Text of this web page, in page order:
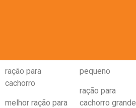
ração para
cachorro
melhor ração para
pequeno
ração para
cachorro grande